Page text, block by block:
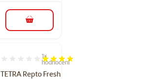
do košíku
TETRA Repto Fresh
Hodnocení 80%, počet hodnocení: 1
1×
hodnocení